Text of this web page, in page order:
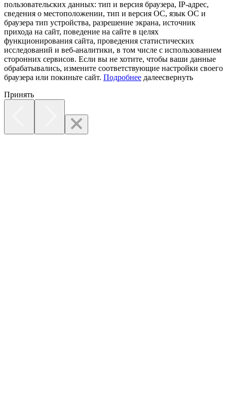
пользовательских данных: тип и версия браузера, IP-адрес,
сведения о местоположении, тип и версия ОС, язык ОС и
браузера тип устройства, разрешение экрана, источник
прихода на сайт, поведение на сайте в целях
функционирования сайта, проведения статистических
исследований и веб-аналитики, в том числе с использованием
сторонних сервисов. Если вы не хотите, чтобы ваши данные
обрабатывались, измените соответствующие настройки своего
браузера или покиньте сайт. Подробнее далеесвернуть
Принять